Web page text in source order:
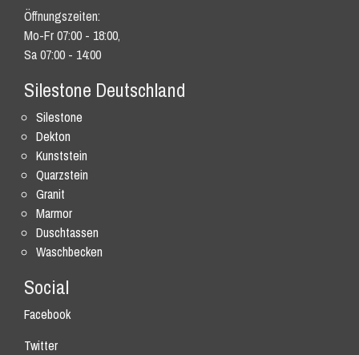
Öffnungszeiten:
Mo-Fr 07:00 - 18:00,
Sa 07:00 - 14:00
Silestone Deutschland
Silestone
Dekton
Kunststein
Quarzstein
Granit
Marmor
Duschtassen
Waschbecken
Social
Facebook
Twitter